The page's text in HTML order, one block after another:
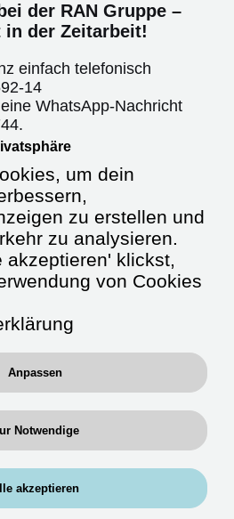
der RAN Gruppe –
in der Zeitarbeit!
einfach telefonisch
14
WhatsApp-Nachricht
.
Zeitarbeit als
(m/w/d)
Tätigkeit:
in denen du
und/ oder
um dein
zu erstellen und
zu analysieren.
akzeptieren' klickst,
von Cookies
Anpassen
Notwendige
akzeptieren